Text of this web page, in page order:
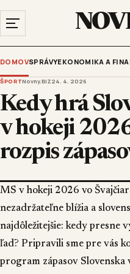
DOMOVSPRÁVYEKONOMIKA A
ŠPORTNovny.BIZ24. 4. 2026
Kedy hrá
v hokeji
rozpis
MS v hokeji 2026 vo
nezadržateľne blížia a
najdôležitejšie: kedy presne
ľad? Pripravili sme pre vás
program zápasov Slovenska